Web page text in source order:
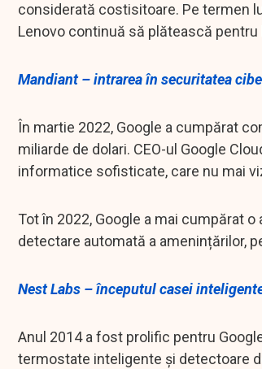
considerată costisitoare. Pe termen
Lenovo continuă să plătească
Mandiant – intrarea în securitatea
În martie 2022, Google a cumpărat
miliarde de dolari. CEO-ul Google
informatice sofisticate, care nu mai
Tot în 2022, Google a mai cumpărat
detectare automată a amenințărilor,
Nest Labs – începutul casei
Anul 2014 a fost prolific pentru
termostate inteligente și detectoare